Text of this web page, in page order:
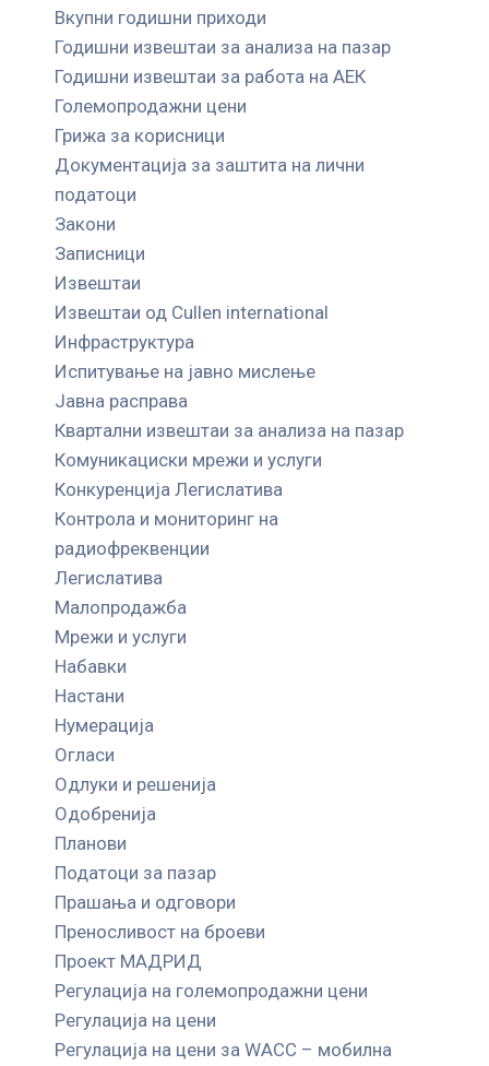
Вкупни годишни приходи
Годишни извештаи за анализа на пазар
Годишни извештаи за работа на АЕК
Големопродажни цени
Грижа за корисници
Документација за заштита на лични
податоци
Закони
Записници
Извештаи
Извештаи од Cullen international
Инфраструктура
Испитување на јавно мислење
Јавна расправа
Квартални извештаи за анализа на пазар
Комуникациски мрежи и услуги
Конкуренција Легислатива
Контрола и мониторинг на
радиофреквенции
Легислатива
Малопродажба
Мрежи и услуги
Набавки
Настани
Нумерација
Огласи
Одлуки и решенија
Одобренија
Планови
Податоци за пазар
Прашања и одговори
Преносливост на броеви
Проект МАДРИД
Регулација на големопродажни цени
Регулација на цени
Регулација на цени за WACC – мобилна